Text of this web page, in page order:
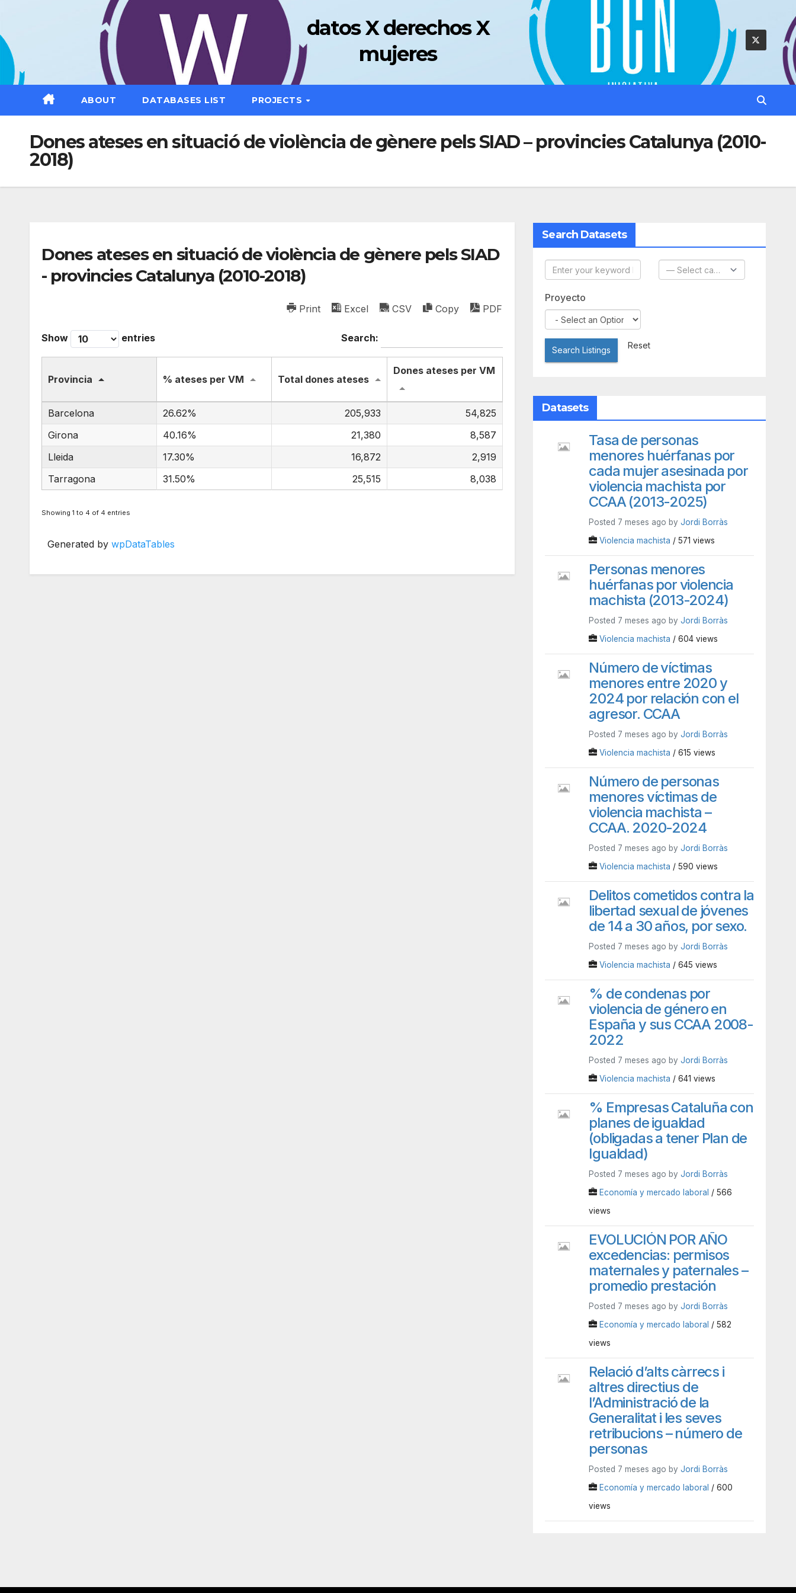
contenido
datos X derechos X
mujeres
ABOUT DATABASES LIST PROJECTS
Dones ateses en situació de violència de gènere pels SIAD – provincies Catalunya (2010-
2018)
Dones ateses en situació de violència de gènere pels SIAD
- provincies Catalunya (2010-2018)
Print Excel CSV Copy PDF
Show entries Search:
Provincia % ateses per VM Total dones ateses
Dones ateses per VM
Barcelona 26.62% 205,933
54,825
Girona
40.16% 21,380
8,587
Lleida
17.30% 16,872
2,919
Tarragona
31.50% 25,515 8,038
Showing 1 to 4 of 4 entries
Generated by wpDataTables
Search Datasets
Proyecto
Search Listings Reset
Datasets
Tasa de personas
menores huérfanas por
cada mujer asesinada por
violencia machista por
CCAA (2013-2025)
Posted 7 meses ago byJordi Borràs
Violencia machista / 571 views
Personas menores
huérfanas por violencia
machista (2013-2024)
Posted 7 meses ago byJordi Borràs
Violencia machista / 604 views
Número de víctimas
menores entre 2020 y
2024 por relación con el
agresor. CCAA
Posted 7 meses ago byJordi Borràs
Violencia machista / 615 views
Número de personas
menores víctimas de
violencia machista –
CCAA. 2020-2024
Posted 7 meses ago byJordi Borràs
Violencia machista / 590 views
Delitos cometidos contra la
libertad sexual de jóvenes
de 14 a 30 años, por sexo.
Posted 7 meses ago byJordi Borràs
Violencia machista / 645 views
% de condenas por
violencia de género en
España y sus CCAA 2008-
2022
Posted 7 meses ago byJordi Borràs
Violencia machista / 641 views
% Empresas Cataluña con
planes de igualdad
(obligadas a tener Plan de
Igualdad)
Posted 7 meses ago byJordi Borràs
Economía y mercado laboral / 566
views
EVOLUCIÓN POR AÑO
excedencias: permisos
maternales y paternales –
promedio prestación
Posted 7 meses ago byJordi Borràs
Economía y mercado laboral / 582
views
Relació d’alts càrrecs i
altres directius de
l’Administració de la
Generalitat i les seves
retribucions – número de
personas
Posted 7 meses ago byJordi Borràs
Economía y mercado laboral / 600
views